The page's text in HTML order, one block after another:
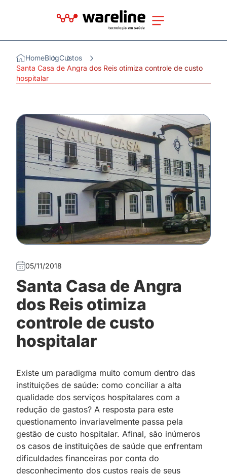
HomeBlogCustos
Santa Casa de Angra dos Reis otimiza controle de custo
hospitalar
05/11/2018
Santa Casa de Angra
dos Reis otimiza
controle de custo
hospitalar
Existe um paradigma muito comum dentro das
instituições de saúde: como conciliar a alta
qualidade dos serviços hospitalares com a
redução de gastos? A resposta para este
questionamento invariavelmente passa pela
gestão de custo hospitalar. Afinal, são inúmeros
os casos de instituições de saúde que enfrentam
dificuldades financeiras por conta do
desconhecimento dos custos reais de seus